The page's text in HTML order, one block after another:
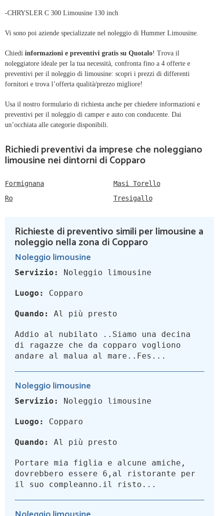
-CHRYSLER C 300 Limousine 130 inch
Vi sono poi aziende specializzate nel noleggio di Hummer Limousine.
Chiedi informazioni e preventivi gratis su Quotalo! Trova il
noleggiatore ideale per la tua necessità, confronta fino a 4 offerte e
preventivi per il noleggio di limousine: scopri i prezzi di differenti
fornitori e trova l’offerta qualità/prezzo migliore!
Usa il nostro formulario di richiesta anche per chiedere informazioni e
preventivi per il noleggio di camper e auto con conducente. Dai
un’occhiata alle categorie disponibili.
Richiedi preventivi da imprese che noleggiano
limousine nei dintorni di Copparo
Formignana
Masi Torello
Ro
Tresigallo
Richieste di preventivo simili per limousine a
noleggio nella zona di Copparo
Noleggio limousine
Servizio: Noleggio limousine
Luogo: Copparo
Quando: Al più presto
Addio al nubilato ..Siamo una decina
di ragazze che da copparo vogliono
andare al malua al mare..Fes...
Noleggio limousine
Servizio: Noleggio limousine
Luogo: Copparo
Quando: Al più presto
Portare mia figlia e alcune amiche,
dovrebbero essere 6,al ristorante per
il suo compleanno.il risto...